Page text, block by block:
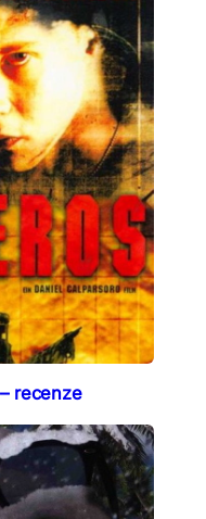
recenze